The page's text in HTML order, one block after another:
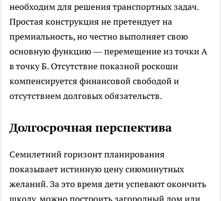
необходим для решения транспортных задач.
Простая конструкция не претендует на
премиальность, но честно выполняет свою
основную функцию — перемещение из точки А
в точку Б. Отсутствие показной роскоши
компенсируется финансовой свободой и
отсутствием долговых обязательств.
Долгосрочная перспектива
Семилетний горизонт планирования
показывает истинную цену сиюминутных
желаний. За это время дети успевают окончить
школу, можно построить загородный дом или